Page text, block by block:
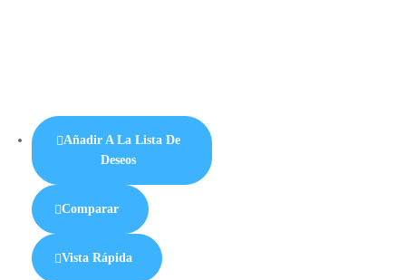
Añadir A La Lista De
Deseos
Comparar
Vista Rápida